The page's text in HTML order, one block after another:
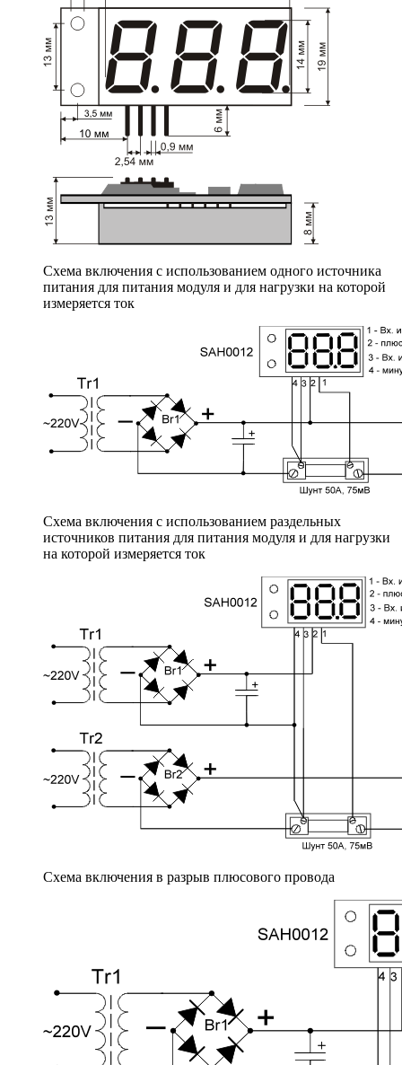
Схема включения с использованием одного источника
питания для питания модуля и для нагрузки на которой
измеряется ток
Схема включения с использованием раздельных
источников питания для питания модуля и для нагрузки
на которой измеряется ток
Схема включения в разрыв плюсового провода